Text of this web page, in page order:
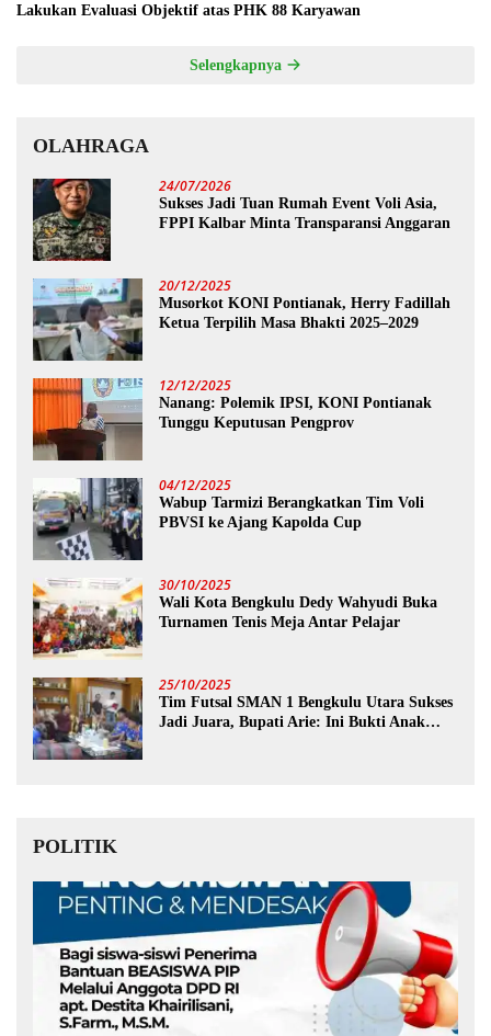
Lakukan Evaluasi Objektif atas PHK 88 Karyawan
Selengkapnya
OLAHRAGA
24/07/2026
Sukses Jadi Tuan Rumah Event Voli Asia,
FPPI Kalbar Minta Transparansi Anggaran
20/12/2025
Musorkot KONI Pontianak, Herry Fadillah
Ketua Terpilih Masa Bhakti 2025–2029
12/12/2025
Nanang: Polemik IPSI, KONI Pontianak
Tunggu Keputusan Pengprov
04/12/2025
Wabup Tarmizi Berangkatkan Tim Voli
PBVSI ke Ajang Kapolda Cup
30/10/2025
Wali Kota Bengkulu Dedy Wahyudi Buka
Turnamen Tenis Meja Antar Pelajar
25/10/2025
Tim Futsal SMAN 1 Bengkulu Utara Sukses
Jadi Juara, Bupati Arie: Ini Bukti Anak
POLITIK